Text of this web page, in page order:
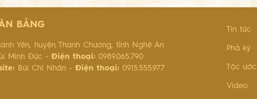
BẢNG
Yên, huyện Thanh Chương, tỉnh Nghệ An
Minh Đức - Điện thoại: 0989.065.790
Bùi Chí Nhân - Điện thoại: 0915.555.977
Tin tức
Phả ký
Tộc ước
Video